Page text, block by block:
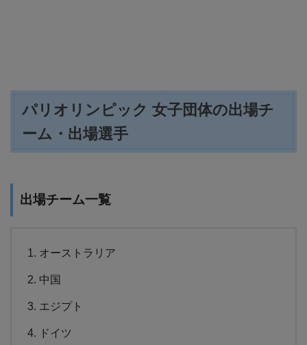
パリオリンピック 女子団体の出場チ
ーム・出場選手
出場チーム一覧
オーストラリア
中国
エジプト
ドイツ